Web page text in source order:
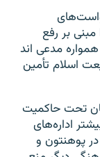
بر رفع
مدعی اند
اسلام تأمین
تحت حاکمیت
اداره‌های
پوهنتون و